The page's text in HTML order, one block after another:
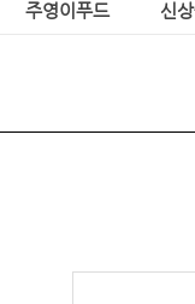
주영이푸드 신